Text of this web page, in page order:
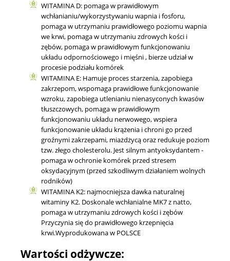
WITAMINA D: pomaga w prawidłowym
wchłanianiu/wykorzystywaniu wapnia i fosforu,
pomaga w utrzymaniu prawidłowego poziomu wapnia
we krwi, pomaga w utrzymaniu zdrowych kości i
zębów, pomaga w prawidłowym funkcjonowaniu
układu odpornościowego i mięśni , bierze udział w
procesie podziału komórek
WITAMINA E: Hamuje proces starzenia, zapobiega
zakrzepom, wspomaga prawidłowe funkcjonowanie
wzroku, zapobiega utlenianiu nienasyconych kwasów
tłuszczowych, pomaga w prawidłowym
funkcjonowaniu układu nerwowego, wspiera
funkcjonowanie układu krążenia i chroni go przed
groźnymi zakrzepami, miażdżycą oraz redukuje poziom
tzw. złego cholesterolu. Jest silnym antyoksydantem -
pomaga w ochronie komórek przed stresem
oksydacyjnym (przed szkodliwym działaniem wolnych
rodników)
WITAMINA K2: najmocniejsza dawka naturalnej
witaminy K2. Doskonale wchłanialne MK7 z natto,
pomaga w utrzymaniu zdrowych kości i zębów
Przyczynia się do prawidłowego krzepnięcia
krwi.Wyprodukowana w POLSCE
Wartości odżywcze: